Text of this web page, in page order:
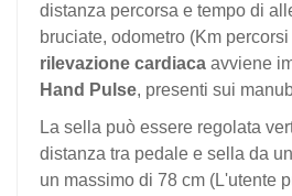
distanza percorsa e tempo di
bruciate, odometro (Km
rilevazione cardiaca avviene
Hand Pulse, presenti sui
La sella può essere regolata
distanza tra pedale e sella da
un massimo di 78 cm (L'utente